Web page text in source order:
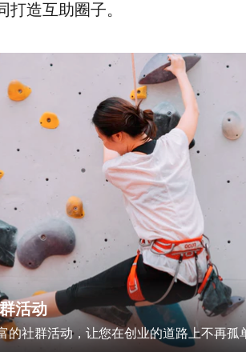
造互助圈子。
活动
的社群活动，让您在创业的道路上不再孤